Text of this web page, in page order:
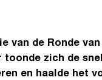
van de Ronde
toonde zich de
en haalde het